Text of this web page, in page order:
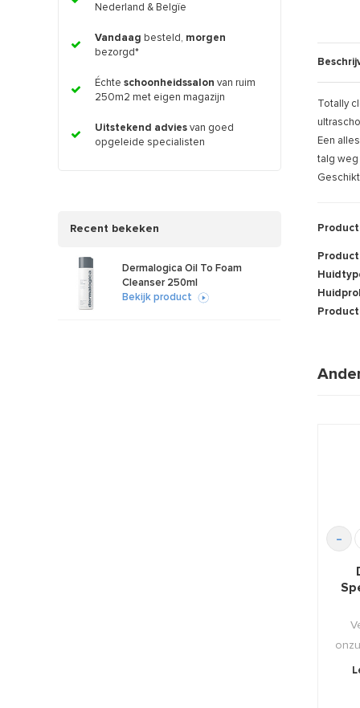
Nederland & Belgïe
Vandaag besteld, morgen
bezorgd*
Échte schoonheidssalon van ruim
250m2 met eigen magazijn
Uitstekend advies van goed
opgeleide specialisten
Recent bekeken
Dermalogica Oil To Foam
Cleanser 250ml
Bekijk product
Totally
Een
talg weg
-